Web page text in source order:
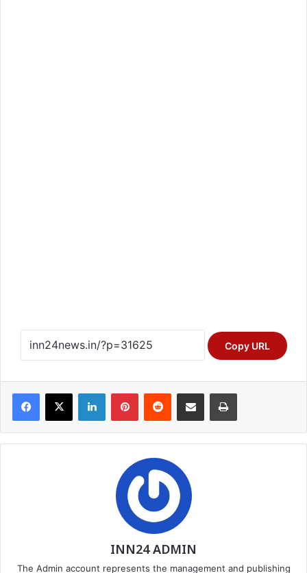
Copy URL
Facebook
X LinkedInPinterestReddit Share via Email Print
INN24 ADMIN
The Admin account represents the management and publishing